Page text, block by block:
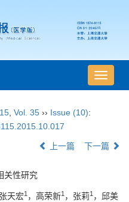
导
航
Vol. 35 ›› Issue (10):
上一篇 下一篇
关性研究
天宏1 ，高荣新1 ，张莉1 ，邱美